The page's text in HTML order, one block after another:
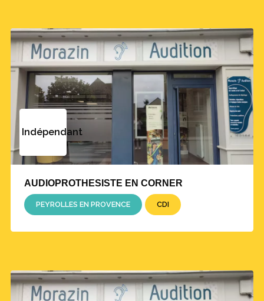
Indépendant
AUDIOPROTHESISTE EN CORNER
PEYROLLES EN PROVENCE CDI